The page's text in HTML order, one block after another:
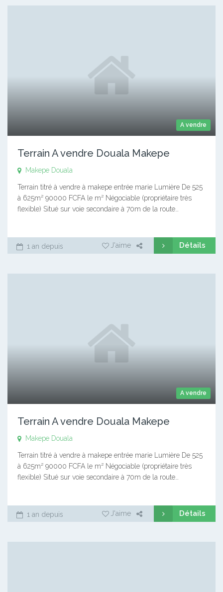
A vendre
Terrain A vendre Douala Makepe
Makepe Douala
Terrain titré à vendre à makepe entrée marie Lumière De 525
à 625m² 90000 FCFA le m² Négociable (propriétaire très
flexible) Situé sur voie secondaire à 70m de la route…
1 an depuis J'aime Détails
A vendre
Terrain A vendre Douala Makepe
Makepe Douala
Terrain titré à vendre à makepe entrée marie Lumière De 525
à 625m² 90000 FCFA le m² Négociable (propriétaire très
flexible) Situé sur voie secondaire à 70m de la route…
1 an depuis J'aime Détails